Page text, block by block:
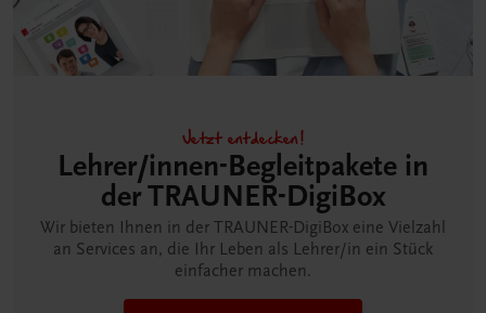
Jetzt entdecken!
Lehrer/innen-Begleitpakete in
der TRAUNER-DigiBox
Wir bieten Ihnen in der TRAUNER-DigiBox eine Vielzahl
an Services an, die Ihr Leben als Lehrer/in ein Stück
einfacher machen.